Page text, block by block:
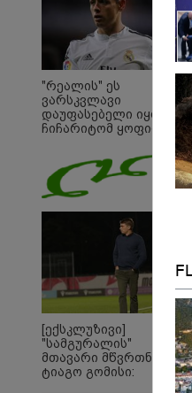
"რეალის" ეს
ვარსკვლავი
დაუფასებელი იყო" -
ჩიჩარიტომ ყოფილ
ისაუბრა
[ექსკლუზივი]
"სამგურალის"
მთავარი მწვრთნელი
ტიაგო გომისი: